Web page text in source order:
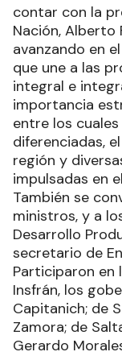
contar con la
Nación, Alberto
avanzando en
que une a las
integral e
importancia
entre los
diferenciadas,
región y
impulsadas en
También se
ministros, y a
Desarrollo
secretario de
Participaron en
Insfrán, los
Capitanich; de
Zamora; de
Gerardo